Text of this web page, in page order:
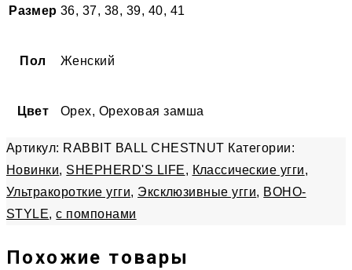
Размер 36, 37, 38, 39, 40, 41
Пол Женский
Цвет Орех, Ореховая замша
Артикул: RABBIT BALL CHESTNUT Категории:
Новинки, SHEPHERD'S LIFE, Классические угги,
Ультракороткие угги, Эксклюзивные угги, BOHO-
STYLE,с помпонами
Похожие товары